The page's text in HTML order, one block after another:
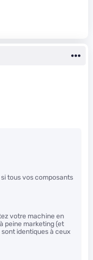
tous vos composants
votre machine en
peine marketing (et
identiques à ceux